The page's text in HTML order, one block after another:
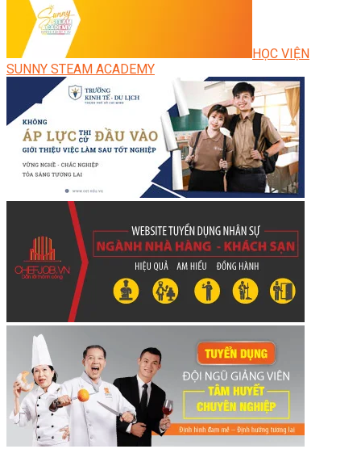
HỌC VIỆN
SUNNY STEAM ACADEMY